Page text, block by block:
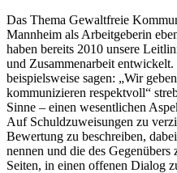
Das Thema Gewaltfreie
Mannheim als Arbeitgeberin
haben bereits 2010 unsere
und Zusammenarbeit
beispielsweise sagen: „Wir
kommunizieren respektvoll“
Sinne – einen wesentlichen
Auf Schuldzuweisungen zu
Bewertung zu beschreiben,
nennen und die des
Seiten, in einen offenen Dialog